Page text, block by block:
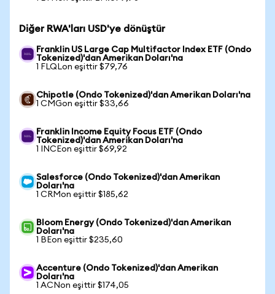
Diğer RWA'ları USD'ye dönüştür
Franklin US Large Cap Multifactor Index ETF (Ondo
Tokenized)'dan Amerikan Doları'na
1 FLQLon eşittir $79,76
Chipotle (Ondo Tokenized)'dan Amerikan Doları'na
1 CMGon eşittir $33,66
Franklin Income Equity Focus ETF (Ondo
Tokenized)'dan Amerikan Doları'na
1 INCEon eşittir $69,92
Salesforce (Ondo Tokenized)'dan Amerikan
Doları'na
1 CRMon eşittir $185,62
Bloom Energy (Ondo Tokenized)'dan Amerikan
Doları'na
1 BEon eşittir $235,60
Accenture (Ondo Tokenized)'dan Amerikan
Doları'na
1 ACNon eşittir $174,05